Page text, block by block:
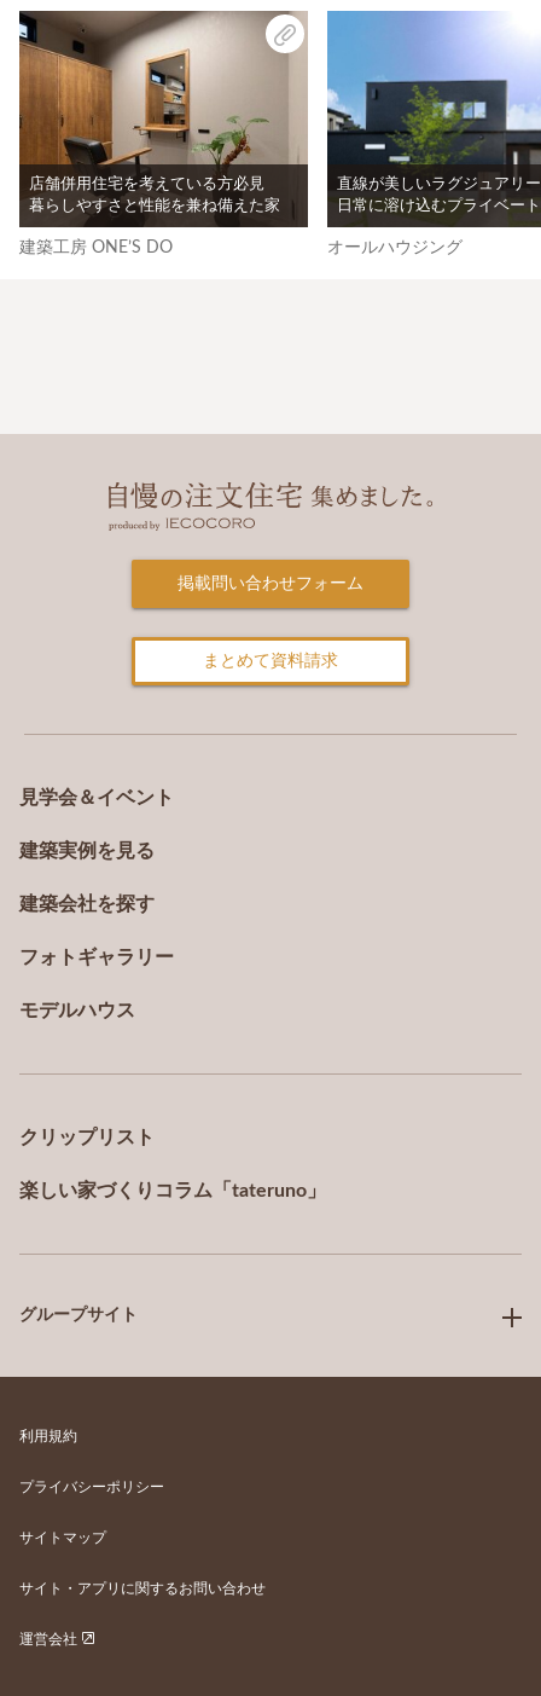
店舗併用住宅を考えている方必見
暮らしやすさと性能を兼ね備えた家
建築工房 ONE’S DO
直線が美しいラグジュアリ
日常に溶け込むプライベー
オールハウジング
掲載問い合わせフォーム
まとめて資料請求
見学会＆イベント
建築実例を見る
建築会社を探す
フォトギャラリー
モデルハウス
クリップリスト
楽しい家づくりコラム「tateruno」
グループサイト
利用規約
プライバシーポリシー
サイトマップ
サイト・アプリに関するお問い合わせ
運営会社